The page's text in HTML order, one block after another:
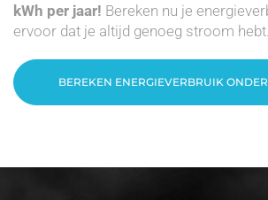
kWh per jaar! Bereken nu je
ervoor dat je altijd genoeg stroom hebt.
BEREKEN ENERGIEVERBRUIK